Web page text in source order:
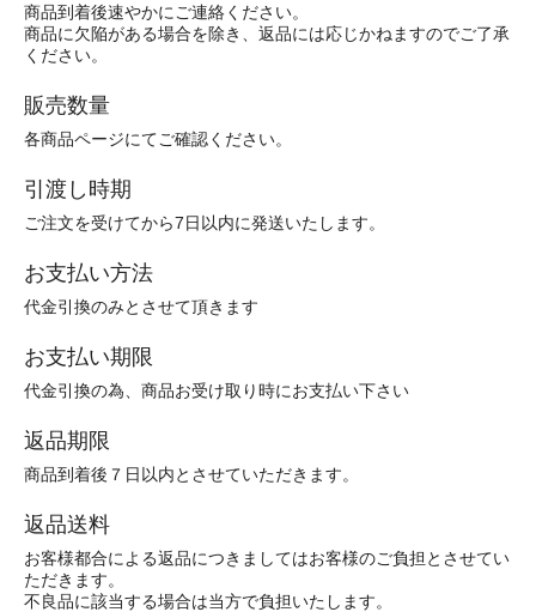
商品到着後速やかにご連絡ください。
商品に欠陥がある場合を除き、返品には応じかねますのでご了承
ください。
販売数量
各商品ページにてご確認ください。
引渡し時期
ご注文を受けてから7日以内に発送いたします。
お支払い方法
代金引換のみとさせて頂きます
お支払い期限
代金引換の為、商品お受け取り時にお支払い下さい
返品期限
商品到着後７日以内とさせていただきます。
返品送料
お客様都合による返品につきましてはお客様のご負担とさせてい
ただきます。
不良品に該当する場合は当方で負担いたします。